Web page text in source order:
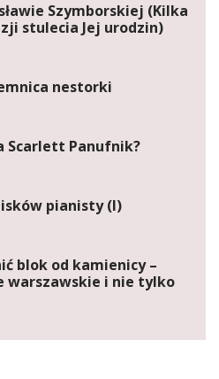
Szymborskiej (Kilka
stulecia Jej urodzin)
nestorki
Scarlett Panufnik?
pianisty (I)
blok od kamienicy –
warszawskie i nie tylko